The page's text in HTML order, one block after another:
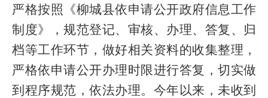
严格按照《柳城县依申请公开政府信息工作
制度》，规范登记、审核、办理、答复、归
档等工作环节，做好相关资料的收集整理，
严格依申请公开办理时限进行答复，切实做
到程序规范，依法办理。今年以来，未收到